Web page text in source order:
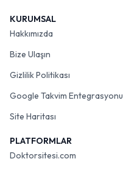
KURUMSAL
Hakkımızda
Bize Ulaşın
Gizlilik Politikası
Google Takvim Entegrasyonu
Site Haritası
PLATFORMLAR
Doktorsitesi.com